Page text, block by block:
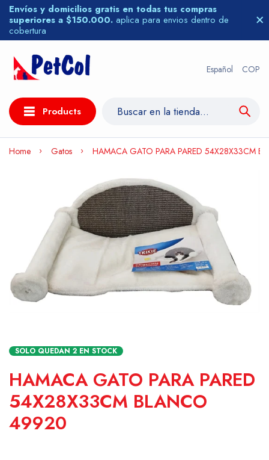
Envíos y domicilios gratis en todas tus compras
superiores a $150.000. aplica para envios dentro de
cobertura
Español COP
Products
Home Gatos HAMACA GATO PARA PARED 54X28X33CM
SOLO QUEDAN 2 EN STOCK
HAMACA GATO PARA PARED
54X28X33CM BLANCO
49920